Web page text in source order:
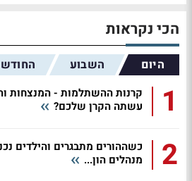
הכי נקראות
היום השבוע החודש
1
קרנות ההשתלמות - המנצחות
עשתה הקרן שלכם?
2
כשההורים מתבגרים והילדים
מנהלים הון...